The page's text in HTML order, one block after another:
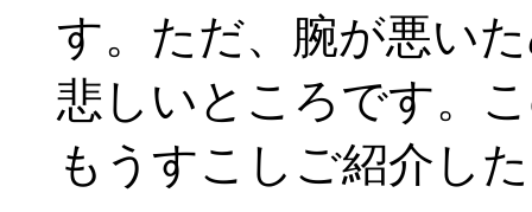
す。ただ、腕が悪い
悲しいところです。
もうすこしご紹介し